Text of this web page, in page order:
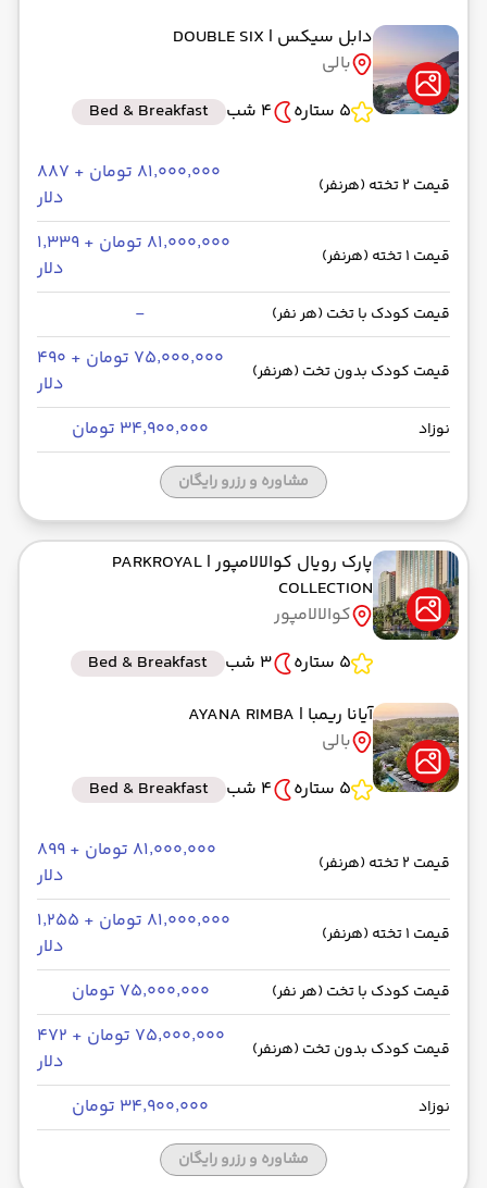
دابل سیکس | DOUBLE SIX
بالی
5 ستاره
4 شب Bed & Breakfast
قیمت 2 تخته (هرنفر)
۸۱٬۰۰۰٬۰۰۰ تومان + ۸۸۷
دلار
قیمت 1 تخته (هرنفر)
۸۱٬۰۰۰٬۰۰۰ تومان + ۱٬۳۳۹
دلار
قیمت کودک با تخت (هر نفر) -
قیمت کودک بدون تخت (هرنفر)
۷۵٬۰۰۰٬۰۰۰ تومان + ۴۹۰
دلار
نوزاد ۳۴٬۹۰۰٬۰۰۰ تومان
مشاوره و رزرو رایگان
پارک رویال کوالالامپور | PARKROYAL
COLLECTION
کوالالامپور
5 ستاره
3 شب
Bed & Breakfast
آیانا ریمبا | AYANA RIMBA
بالی
5 ستاره
4 شب Bed & Breakfast
قیمت 2 تخته (هرنفر)
۸۱٬۰۰۰٬۰۰۰ تومان + ۸۹۹
دلار
قیمت 1 تخته (هرنفر)
۸۱٬۰۰۰٬۰۰۰ تومان + ۱٬۲۵۵
دلار
قیمت کودک با تخت (هر نفر) ۷۵٬۰۰۰٬۰۰۰ تومان
قیمت کودک بدون تخت (هرنفر)
۷۵٬۰۰۰٬۰۰۰ تومان + ۴۷۲
دلار
نوزاد ۳۴٬۹۰۰٬۰۰۰ تومان
مشاوره و رزرو رایگان